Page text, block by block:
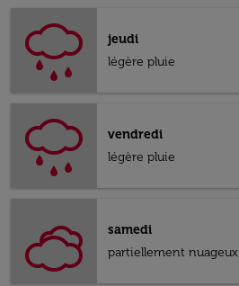
jeudi
légère pluie
vendredi
légère pluie
samedi
partiellement nuageux